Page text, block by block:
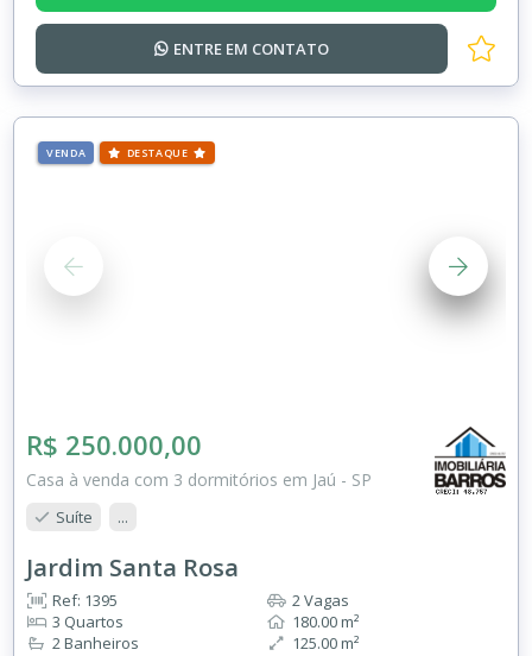
ENTRE EM CONTATO
VENDA DESTAQUE
R$ 250.000,00
Casa à venda com 3 dormitórios em Jaú - SP
Suíte ...
Jardim Santa Rosa
Ref: 1395
3 Quartos
2 Banheiros
2 Vagas
180.00 m²
125.00 m²